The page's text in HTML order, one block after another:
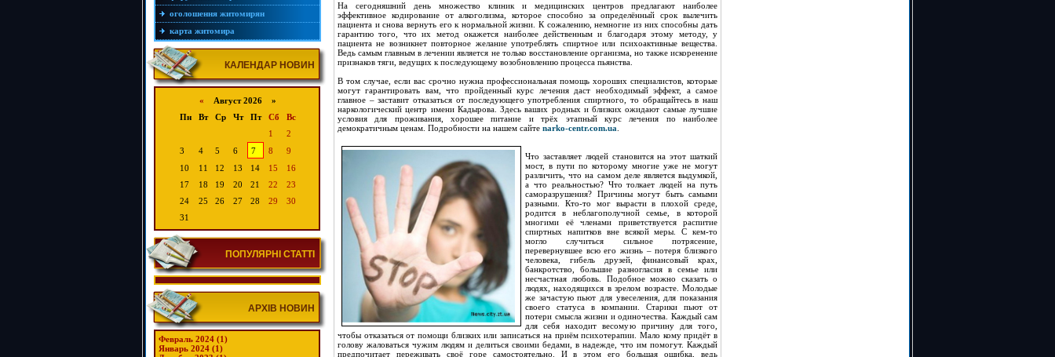
оголошення житомирян
карта житомира
КАЛЕНДАР НОВИН
« Август 2026 »
Пн
Вт Ср Чт Пт Сб
Вс
1
2
3
4 5 6 7 8
9
10
11 12 13 14 15
16
17
18 19 20 21 22
23
24
25 26 27 28 29
30
31
ПОПУЛЯРНІ СТАТТІ
АРХІВ НОВИН
Февраль 2024 (1)
Январь 2024 (1)
На сегодняшний день множество клиник и медицинских центров предлагают наиболее
эффективное кодирование от алкоголизма, которое способно за определённый срок вылечить
пациента и снова вернуть его к нормальной жизни. К сожалению, немногие из них способны дать
гарантию того, что их метод окажется наиболее действенным и благодаря этому методу, у
пациента не возникнет повторное желание употреблять спиртное или психоактивные вещества.
Ведь самым главным в лечении является не только восстановление организма, но также искоренение
признаков тяги, ведущих к последующему возобновлению процесса пьянства.
В том случае, если вас срочно нужна профессиональная помощь хороших специалистов, которые
могут гарантировать вам, что пройденный курс лечения даст необходимый эффект, а самое
главное – заставит отказаться от последующего употребления спиртного, то обращайтесь в наш
наркологический центр имени Кадырова. Здесь ваших родных и близких ожидают самые лучшие
условия для проживания, хорошее питание и трёх этапный курс лечения по наиболее
демократичным ценам. Подробности на нашем сайте narko-centr.com.ua.
Что заставляет людей становится на этот шаткий
мост, в пути по которому многие уже не могут
различить, что на самом деле является выдумкой,
а что реальностью? Что толкает людей на путь
саморазрушения? Причины могут быть самыми
разными. Кто-то мог вырасти в плохой среде,
родится в неблагополучной семье, в которой
многими её членами приветствуется распитие
спиртных напитков вне всякой меры. С кем-то
могло случиться сильное потрясение,
перевернувшее всю его жизнь – потеря близкого
человека, гибель друзей, финансовый крах,
банкротство, большие разногласия в семье или
несчастная любовь. Подобное можно сказать о
людях, находящихся в зрелом возрасте. Молодые
же зачастую пьют для увеселения, для показания
своего статуса в компании. Старики пьют от
потери смысла жизни и одиночества. Каждый сам
для себя находит весомую причину для того,
чтобы отказаться от помощи близких или записаться на приём психотерапии. Мало кому придёт в
голову жаловаться чужим людям и делиться своими бедами, в надежде, что им помогут. Каждый
предпочитает переживать своё горе самостоятельно. И в этом его большая ошибка, ведь